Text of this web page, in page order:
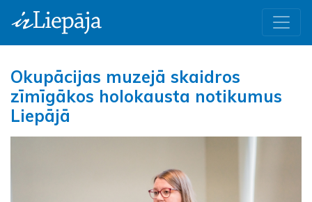
Okupācijas muzejā skaidros
zīmīgākos holokausta notikumus
Liepājā